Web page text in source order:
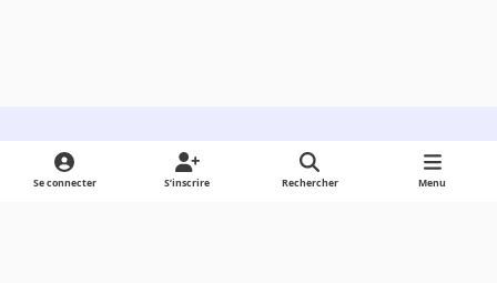
Light ModeDark ModeSystem Preference
Se connecter S’inscrire Rechercher Menu